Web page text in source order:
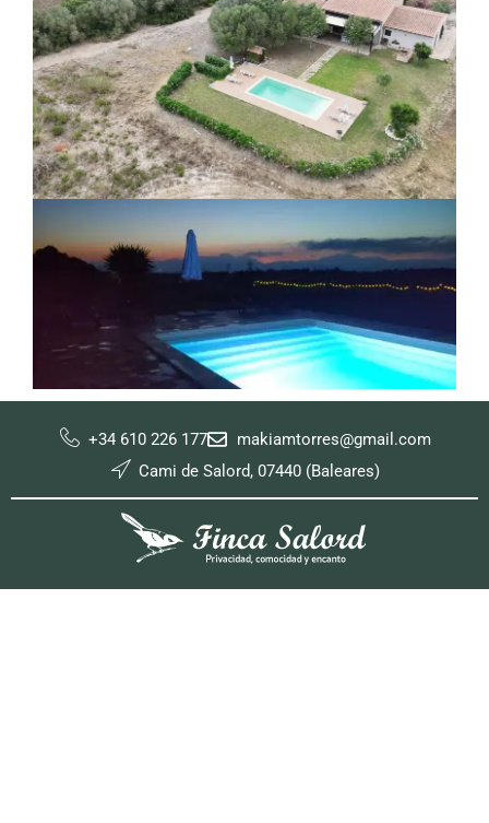
+34 610 226 177
makiamtorres@gmail.com
Cami de Salord, 07440 (Baleares)